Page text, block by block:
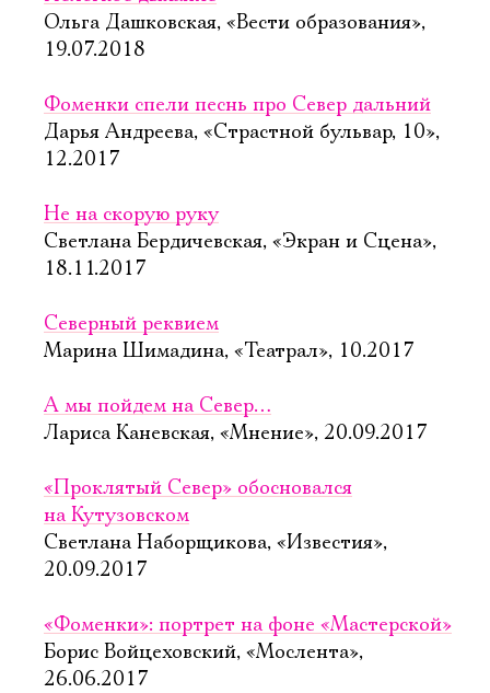
Ольга Дашковская, «Вести образования»,
19.07.2018
Фоменки спели песнь про Север дальний
Дарья Андреева, «Страстной бульвар, 10»,
12.2017
Не на скорую руку
Светлана Бердичевская, «Экран и Сцена»,
18.11.2017
Северный реквием
Марина Шимадина, «Театрал», 10.2017
А мы пойдем на Север…
Лариса Каневская, «Мнение», 20.09.2017
«Проклятый Север» обосновался
на Кутузовском
Светлана Наборщикова, «Известия»,
20.09.2017
«Фоменки»: портрет на фоне «Мастерской»
Борис Войцеховский, «Мослента»,
26.06.2017